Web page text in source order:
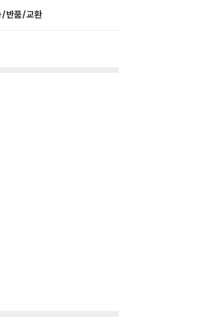
/반품/교환